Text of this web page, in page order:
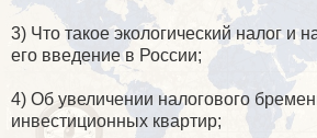
3) Что такое экологический налог и
его введение в России;
4) Об увеличении налогового
инвестиционных квартир;